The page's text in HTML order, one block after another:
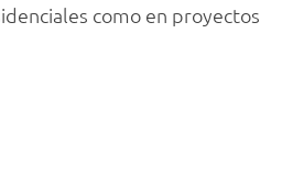
como en proyectos